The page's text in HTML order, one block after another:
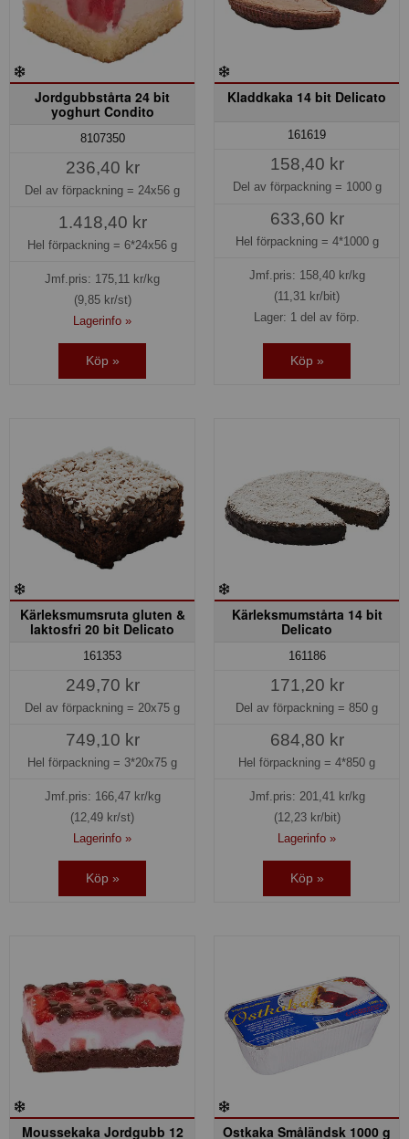
Jordgubbstårta 24 bit
yoghurt Condito
8107350
236,40 kr
Del av förpackning = 24x56 g
1.418,40 kr
Hel förpackning = 6*24x56 g
Jmf.pris: 175,11 kr/kg
(9,85 kr/st)
Lagerinfo »
Köp »
Kladdkaka 14 bit Delicato
161619
158,40 kr
Del av förpackning = 1000 g
633,60 kr
Hel förpackning = 4*1000 g
Jmf.pris: 158,40kr/kg
(11,31 kr/bit)
Lager: 1 del av förp.
Köp »
Kärleksmumsruta gluten &
laktosfri 20 bit Delicato
161353
249,70 kr
Del av förpackning = 20x75 g
749,10 kr
Hel förpackning = 3*20x75 g
Jmf.pris: 166,47kr/kg
(12,49 kr/st)
Lagerinfo »
Köp »
Kärleksmumstårta 14 bit
Delicato
161186
171,20 kr
Del av förpackning = 850 g
684,80 kr
Hel förpackning = 4*850 g
Jmf.pris: 201,41 kr/kg
(12,23 kr/bit)
Lagerinfo »
Köp »
Moussekaka Jordgubb 12
Ostkaka Småländsk 1000 g